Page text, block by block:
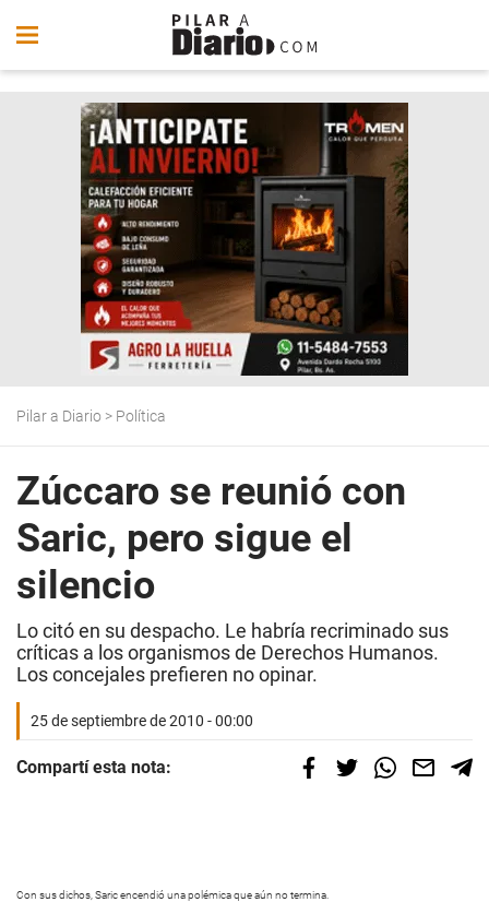
Pilar a Diario > Política
Zúccaro se reunió con
Saric, pero sigue el
silencio
Lo citó en su despacho. Le habría recriminado sus
críticas a los organismos de Derechos Humanos.
Los concejales prefieren no opinar.
25 de septiembre de 2010 - 00:00
Compartí esta nota:
Con sus dichos, Saric encendió una polémica que aún no termina.